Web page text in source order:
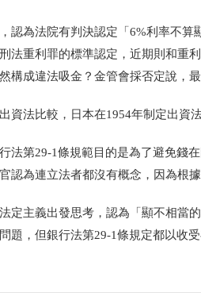
認為法院有判決認定「 6%利率不算
法重利罪的標準認定，近期則和重
構成違法吸金？金管會採否定說，
資法比較，日本在1954年制定出資
法第29-1條規範目的是為了避免錢
認為連立法者都沒有概念，因為根
定主義出發思考，認為「顯不相當
題，但銀行法第29-1條規定都以收